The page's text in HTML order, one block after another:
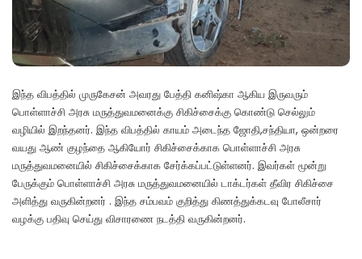
இந்த விபத்தில் முருகேசன் அவரது பேத்தி கனிஷ்கா ஆகிய இருவரும்
பொள்ளாச்சி அரசு மருத்துவமனைக்கு சிகிச்சைக்கு கொண்டு செல்லும்
வழியில் இறந்தனர். இந்த விபத்தில் காயம் அடைந்த ஜோதி,சந்தியா, ஒன்றரை
வயது ஆண் குழந்தை ஆகியோர் சிகிச்சைக்காக பொள்ளாச்சி அரசு
மருத்துவமனையில் சிகிச்சைக்காக சேர்க்கப்பட்டுள்ளனர். இவர்கள் மூன்று
பேருக்கும் பொள்ளாச்சி அரசு மருத்துவமனையில் டாக்டர்கள் தீவிர சிகிச்சை
அளித்து வருகின்றனர் . இந்த சம்பவம் குறித்து கிணத்துக்கடவு போலீசார்
வழக்கு பதிவு செய்து விசாரணை நடத்தி வருகின்றனர்.